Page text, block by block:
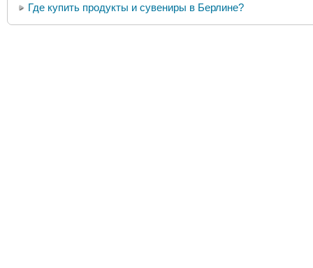
Где купить продукты и сувениры в Берлине?